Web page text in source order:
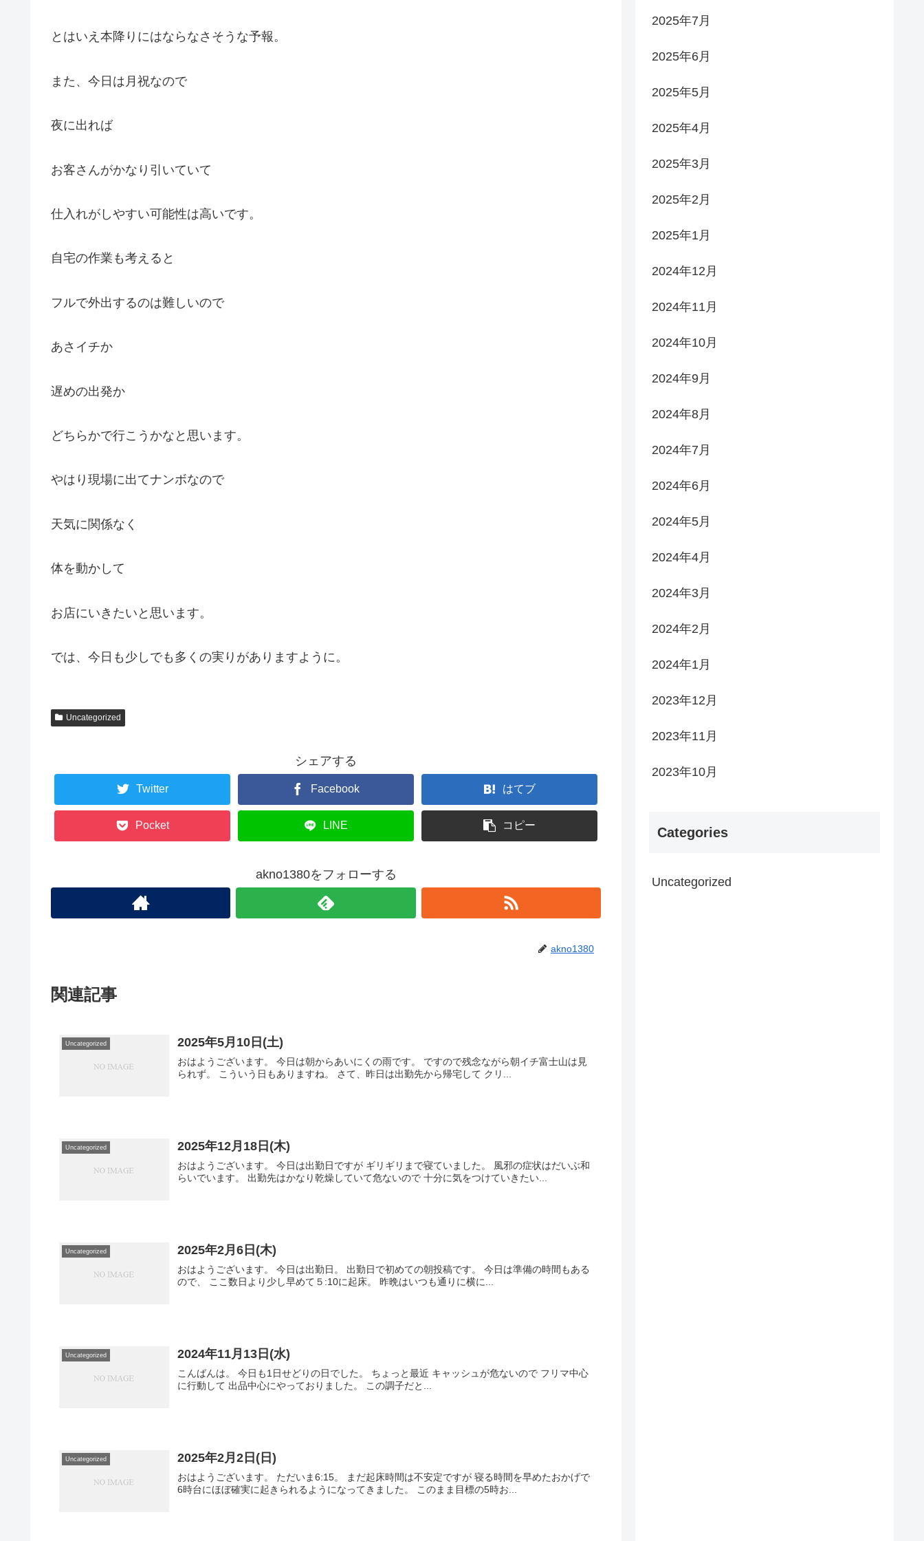
とはいえ本降りにはならなさそうな予報。
また、今日は月祝なので
夜に出れば
お客さんがかなり引いていて
仕入れがしやすい可能性は高いです。
自宅の作業も考えると
フルで外出するのは難しいので
あさイチか
遅めの出発か
どちらかで行こうかなと思います。
やはり現場に出てナンボなので
天気に関係なく
体を動かして
お店にいきたいと思います。
では、今日も少しでも多くの実りがありますように。
Uncategorized
シェアする
Twitter Facebook はてブ
Pocket LINE コピー
akno1380をフォローする
akno1380
関連記事
Uncategorized 2025年5月10日(土)
おはようございます。 今日は朝からあいにくの雨です。 ですので残念ながら朝イチ富士山は見
られず。 こういう日もありますね。 さて、昨日は出勤先から帰宅して クリ...
Uncategorized 2025年12月18日(木)
おはようございます。 今日は出勤日ですが ギリギリまで寝ていました。 風邪の症状はだいぶ和
らいでいます。 出勤先はかなり乾燥していて危ないので 十分に気をつけていきたい...
Uncategorized 2025年2月6日(木)
おはようございます。 今日は出勤日。 出勤日で初めての朝投稿です。 今日は準備の時間もある
ので、 ここ数日より少し早めて５:10に起床。 昨晩はいつも通りに横に...
Uncategorized 2024年11月13日(水)
こんばんは。 今日も1日せどりの日でした。 ちょっと最近 キャッシュが危ないので フリマ中心
に行動して 出品中心にやっておりました。 この調子だと...
Uncategorized 2025年2月2日(日)
おはようございます。 ただいま6:15。 まだ起床時間は不安定ですが 寝る時間を早めたおかげで
6時台にほぼ確実に起きられるようになってきました。 このまま目標の5時お...
2025年7月
2025年6月
2025年5月
2025年4月
2025年3月
2025年2月
2025年1月
2024年12月
2024年11月
2024年10月
2024年9月
2024年8月
2024年7月
2024年6月
2024年5月
2024年4月
2024年3月
2024年2月
2024年1月
2023年12月
2023年11月
2023年10月
Categories
Uncategorized